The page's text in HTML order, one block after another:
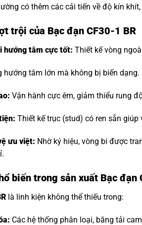
có thêm các cải tiến về độ kín
trội của Bạc đạn CF30-1 BR
hướng tâm cực tốt: Thiết kế vòng
hướng tâm lớn mà không bị biến dạng.
Vận hành cực êm, giảm thiểu rung
Thiết kế trục (stud) có ren sẵn
ưu việt: Nhờ ký hiệu, vòng bi được
biến trong sản xuất Bạc đạn
là linh kiện không thể thiếu trong:
Các hệ thống phân loại, băng tải